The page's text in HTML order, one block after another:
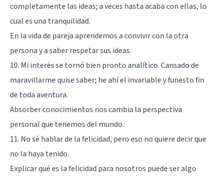
completamente las ideas; a veces hasta acaba con ellas, lo
cual es una tranquilidad.
En la vida de pareja aprendemos a convivir con la otra
persona y a saber respetar sus ideas.
10. Mi interés se tornó bien pronto analítico. Cansado de
maravillarme quise saber; he ahí el invariable y funesto fin
de toda aventura.
Absorber conocimientos nos cambia la perspectiva
personal que tenemos del mundo.
11. No sé hablar de la felicidad, pero eso no quiere decir que
no la haya tenido.
Explicar qué es la felicidad para nosotros puede ser algo